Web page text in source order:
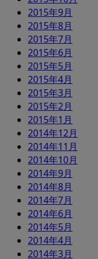
2015年9月
2015年8月
2015年7月
2015年6月
2015年5月
2015年4月
2015年3月
2015年2月
2015年1月
2014年12月
2014年11月
2014年10月
2014年9月
2014年8月
2014年7月
2014年6月
2014年5月
2014年4月
2014年3月